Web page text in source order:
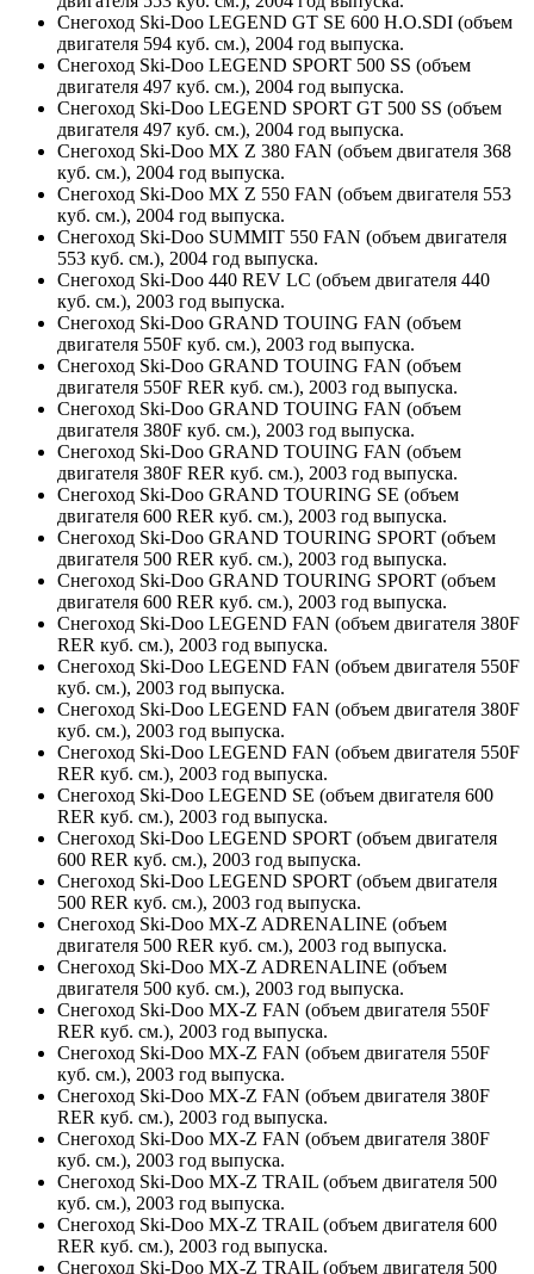
Снегоход Ski-Doo LEGEND GT SE 600 H.O.SDI (объем
двигателя 594 куб. см.), 2004 год выпуска.
Снегоход Ski-Doo LEGEND SPORT 500 SS (объем
двигателя 497 куб. см.), 2004 год выпуска.
Снегоход Ski-Doo LEGEND SPORT GT 500 SS (объем
двигателя 497 куб. см.), 2004 год выпуска.
Снегоход Ski-Doo MX Z 380 FAN (объем двигателя 368
куб. см.), 2004 год выпуска.
Снегоход Ski-Doo MX Z 550 FAN (объем двигателя 553
куб. см.), 2004 год выпуска.
Снегоход Ski-Doo SUMMIT 550 FAN (объем двигателя
553 куб. см.), 2004 год выпуска.
Снегоход Ski-Doo 440 REV LC (объем двигателя 440
куб. см.), 2003 год выпуска.
Снегоход Ski-Doo GRAND TOUING FAN (объем
двигателя 550F куб. см.), 2003 год выпуска.
Снегоход Ski-Doo GRAND TOUING FAN (объем
двигателя 550F RER куб. см.), 2003 год выпуска.
Снегоход Ski-Doo GRAND TOUING FAN (объем
двигателя 380F куб. см.), 2003 год выпуска.
Снегоход Ski-Doo GRAND TOUING FAN (объем
двигателя 380F RER куб. см.), 2003 год выпуска.
Снегоход Ski-Doo GRAND TOURING SE (объем
двигателя 600 RER куб. см.), 2003 год выпуска.
Снегоход Ski-Doo GRAND TOURING SPORT (объем
двигателя 500 RER куб. см.), 2003 год выпуска.
Снегоход Ski-Doo GRAND TOURING SPORT (объем
двигателя 600 RER куб. см.), 2003 год выпуска.
Снегоход Ski-Doo LEGEND FAN (объем двигателя 380F
RER куб. см.), 2003 год выпуска.
Снегоход Ski-Doo LEGEND FAN (объем двигателя 550F
куб. см.), 2003 год выпуска.
Снегоход Ski-Doo LEGEND FAN (объем двигателя 380F
куб. см.), 2003 год выпуска.
Снегоход Ski-Doo LEGEND FAN (объем двигателя 550F
RER куб. см.), 2003 год выпуска.
Снегоход Ski-Doo LEGEND SE (объем двигателя 600
RER куб. см.), 2003 год выпуска.
Снегоход Ski-Doo LEGEND SPORT (объем двигателя
600 RER куб. см.), 2003 год выпуска.
Снегоход Ski-Doo LEGEND SPORT (объем двигателя
500 RER куб. см.), 2003 год выпуска.
Снегоход Ski-Doo MX-Z ADRENALINE (объем
двигателя 500 RER куб. см.), 2003 год выпуска.
Снегоход Ski-Doo MX-Z ADRENALINE (объем
двигателя 500 куб. см.), 2003 год выпуска.
Снегоход Ski-Doo MX-Z FAN (объем двигателя 550F
RER куб. см.), 2003 год выпуска.
Снегоход Ski-Doo MX-Z FAN (объем двигателя 550F
куб. см.), 2003 год выпуска.
Снегоход Ski-Doo MX-Z FAN (объем двигателя 380F
RER куб. см.), 2003 год выпуска.
Снегоход Ski-Doo MX-Z FAN (объем двигателя 380F
куб. см.), 2003 год выпуска.
Снегоход Ski-Doo MX-Z TRAIL (объем двигателя 500
куб. см.), 2003 год выпуска.
Снегоход Ski-Doo MX-Z TRAIL (объем двигателя 600
RER куб. см.), 2003 год выпуска.
Снегоход Ski-Doo MX-Z TRAIL (объем двигателя 500